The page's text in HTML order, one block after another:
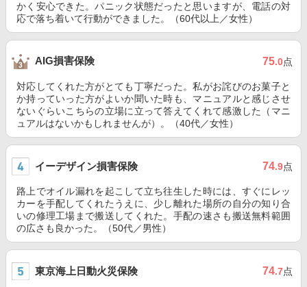
かく安心できた。パニック状態だったと思いますが、電話の対
応で落ち着いて行動ができました。（60代以上／女性）
AIG損害保険 75.0点
対応してくれた方がとても丁寧だった。私がお詫びのお菓子と
か持っていった方がよいか聞いた時も、マニュアルと感じさせ
ないぐらいこちらの立場に立って答えてくれて感激した（マニ
ュアルはないかもしれませんが）。（40代／女性）
イーデザイン損害保険 74.9点
路上でオイル漏れを起こして立ち往生した時には、すぐにレッ
カーを手配してくれたうえに、少し離れた場所の自分の知り合
いの修理工場まで搬送してくれた。手配の速さも搬送無料範囲
の広さも良かった。（50代／男性）
東京海上日動火災保険 74.7点